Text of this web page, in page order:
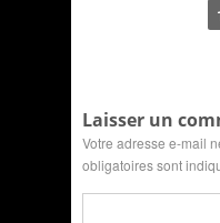
Laisser un
Votre adresse e-mail
obligatoires sont